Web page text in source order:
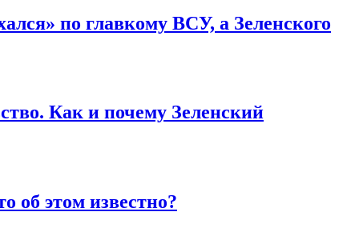
по главкому ВСУ, а Зеленского
Как и почему Зеленский
об этом известно?